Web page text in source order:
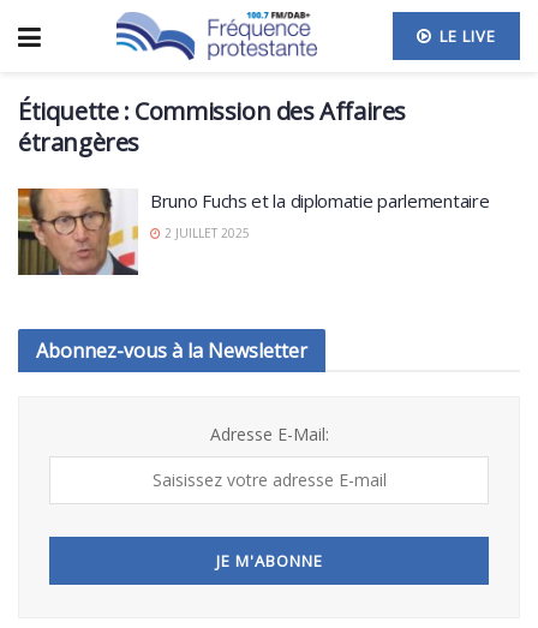
LE LIVE
Étiquette : Commission des Affaires
étrangères
Bruno Fuchs et la diplomatie parlementaire
2 JUILLET 2025
Abonnez-vous à la Newsletter
Adresse E-Mail: